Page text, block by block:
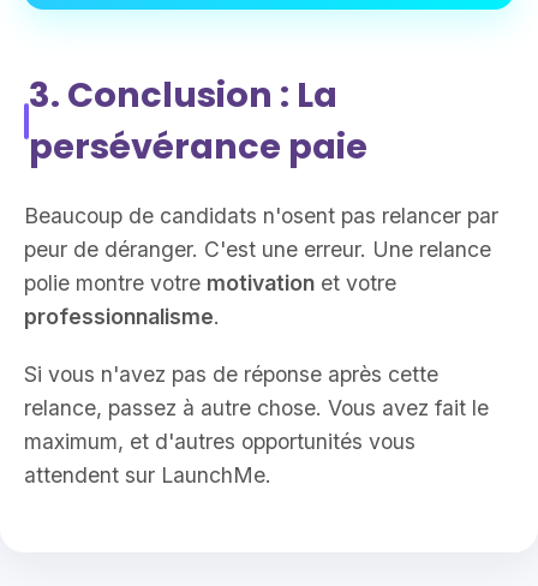
3. Conclusion : La
persévérance paie
Beaucoup de candidats n'osent pas relancer par
peur de déranger. C'est une erreur. Une relance
polie montre votre motivation et votre
professionnalisme.
Si vous n'avez pas de réponse après cette
relance, passez à autre chose. Vous avez fait le
maximum, et d'autres opportunités vous
attendent sur LaunchMe.